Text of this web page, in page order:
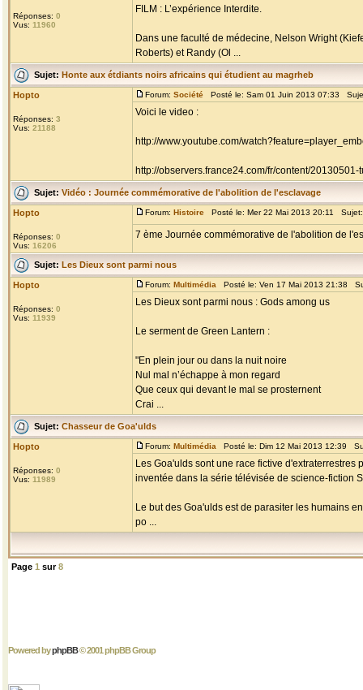
Réponses: 0
Vus: 11960
FILM : L’expérience Interdite.
Dans une faculté de médecine, Nelson Wright
Roberts) et Randy (Ol ...
Sujet: Honte aux étdiants noirs africains qui étudient au magrheb
Hopto
Réponses: 3
Vus: 21188
Forum: Société Posté le: Sam 01 Juin 2013 07:33
Voici le video :
http://www.youtube.com/
http://observers.france24.com/fr/content/
Sujet: Vidéo : Journée commémorative de l'abolition de l'esclavage
Hopto
Réponses: 0
Vus: 16206
Forum: Histoire Posté le: Mer 22 Mai 2013 20:11
7 ème Journée commémorative de l'abolition de
Sujet: Les Dieux sont parmi nous
Hopto
Réponses: 0
Vus: 11939
Forum: Multimédia Posté le: Ven 17 Mai 2013 21:38
Les Dieux sont parmi nous : Gods among us
Le serment de Green Lantern :
"En plein jour ou dans la nuit noire
Nul mal n’échappe à mon regard
Que ceux qui devant le mal se prosternent
Crai ...
Sujet: Chasseur de Goa'ulds
Hopto
Réponses: 0
Vus: 11989
Forum: Multimédia Posté le: Dim 12 Mai 2013 12:39
Les Goa'ulds sont une race fictive d'extraterrestres
inventée dans la série télévisée de science-fiction
Le but des Goa'ulds est de parasiter les humains
po ...
Page 1 sur8
Powered byphpBB© 2001 phpBB Group